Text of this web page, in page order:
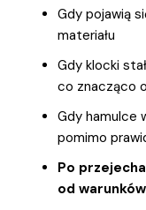
Gdy pojawią
materiału
Gdy klocki
co znacząco
Gdy hamulce
pomimo
Po
od